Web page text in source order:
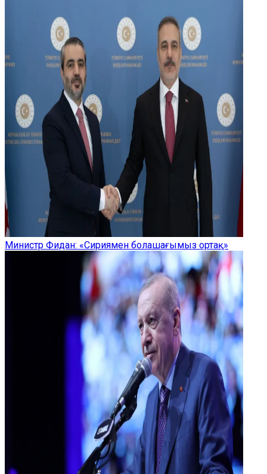
Министр Фидан: «Сириямен болашағымыз ортақ»